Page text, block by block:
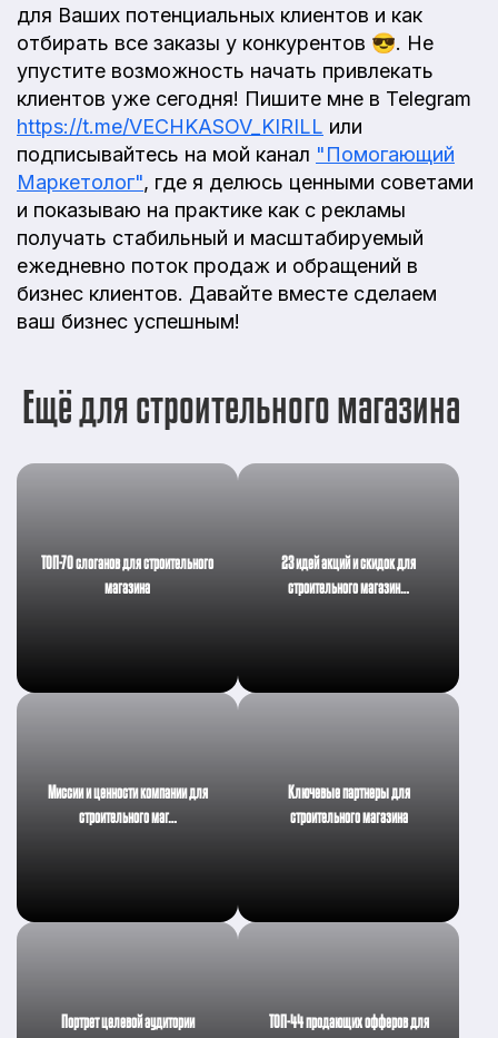
для Ваших потенциальных клиентов и как
отбирать все заказы у конкурентов 😎. Не
упустите возможность начать привлекать
клиентов уже сегодня! Пишите мне в Telegram
https://t.me/VECHKASOV_KIRILL или
подписывайтесь на мой канал "Помогающий
Маркетолог", где я делюсь ценными советами
и показываю на практике как с рекламы
получать стабильный и масштабируемый
ежедневно поток продаж и обращений в
бизнес клиентов. Давайте вместе сделаем
ваш бизнес успешным!
Ещё для строительного магазина
ТОП-70 слоганов для строительного
магазина
23 идей акций и скидок для
строительного магазин…
Миссии и ценности компании для
строительного маг…
Ключевые партнеры для
строительного магазина
Портрет целевой аудитории
ТОП-44 продающих офферов для